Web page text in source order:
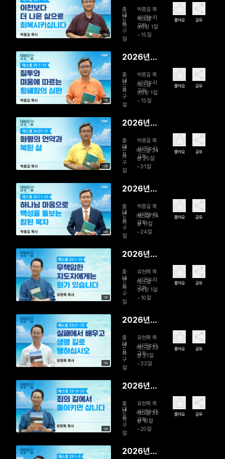
11분
일 이전보
다 더 나은
삶으로 회
복시킵니다
출
연
자
박종길 목
사/온누리
교회
대
표
구
절
에스겔
36장 1절
~15절
좋아요 공유
11분
2026년
일 질투와
미움에 따
르는 황폐
함의 심판
출
연
자
박종길 목
사/온누리
교회
대
표
구
절
에스겔
35장 1절
~15절
좋아요 공유
09분
2026년
일 화평의
언약과 복
된 삶
출
연
자
박종길 목
사/온누리
교회
대
표
구
절
에스겔 34
장 25절
~31절
좋아요 공유
10분
2026년
일 하나님
마음으로
백성을 돌
보는 참된
출
연
자
박종길 목
사/온누리
교회
대
표
구
절
에스겔 34
장 11절
~24절
좋아요 공유
11분
2026년
무책임한
지도자에게
는 화가 있
습니다
출
연
자
유현목 목
사/온누리
교회
대
표
구
절
에스겔
34장 1절
~10절
좋아요 공유
11분
2026년
실패에서
배우고 생
명 길로 행
하십시오
출
연
자
유현목 목
사/온누리
교회
대
표
구
절
에스겔 33
장 21절
~33절
좋아요 공유
11분
2026년
일 죄의 길
에서 돌이
키면 삽니
다
출
연
자
유현목 목
사/온누리
교회
대
표
구
절
에스겔 33
장 10절
~20절
좋아요 공유
2026년